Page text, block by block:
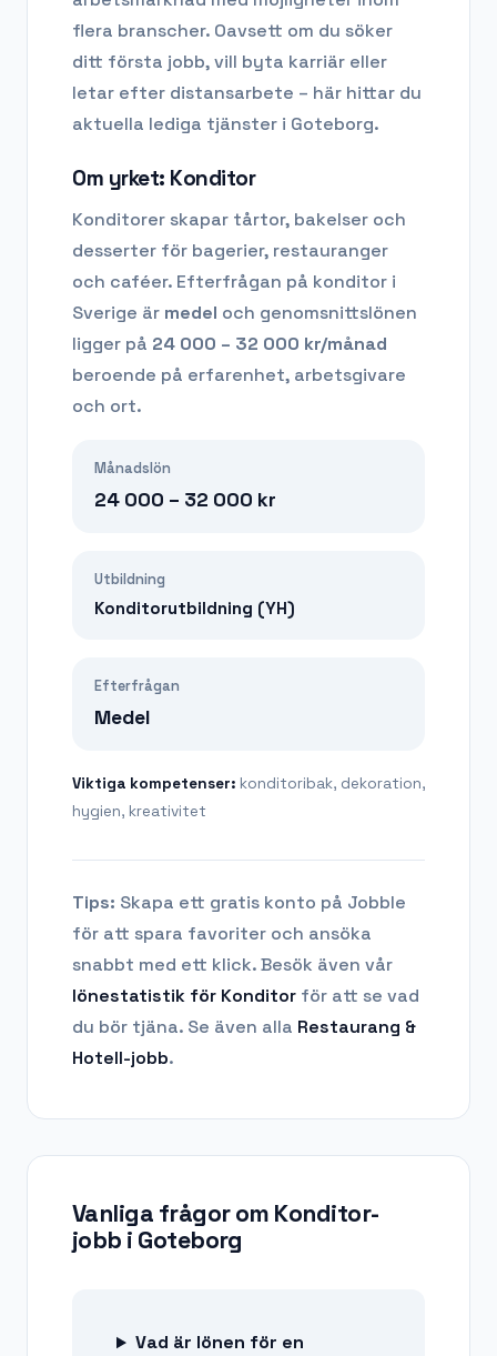
flera branscher. Oavsett om du söker
ditt första jobb, vill byta karriär eller
letar efter distansarbete – här hittar du
aktuella lediga tjänster i Goteborg.
Om yrket: Konditor
Konditorer skapar tårtor, bakelser och
desserter för bagerier, restauranger
och caféer. Efterfrågan på konditor i
Sverige är medel och genomsnittslönen
ligger på 24 000 – 32 000 kr/månad
beroende på erfarenhet, arbetsgivare
och ort.
Månadslön
24 000 – 32 000 kr
Utbildning
Konditorutbildning (YH)
Efterfrågan
Medel
Viktiga kompetenser: konditoribak, dekoration,
hygien, kreativitet
Tips: Skapa ett gratis konto på Jobble
för att spara favoriter och ansöka
snabbt med ett klick. Besök även vår
lönestatistik för Konditor för att se vad
du bör tjäna. Se även alla Restaurang &
Hotell-jobb.
Vanliga frågor om Konditor-
jobb i Goteborg
Vad är lönen för en